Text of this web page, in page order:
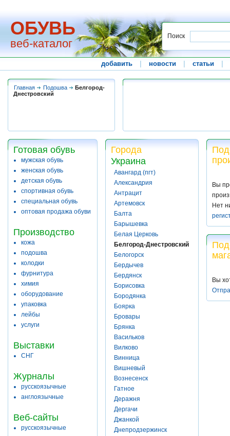
ОБУВЬ
веб-каталог
Поиск
добавить новости статьи
Главная Подошва
Белгород-
Днестровский
Готовая обувь
мужская обувь
женская обувь
детская обувь
спортивная обувь
специальная обувь
оптовая продажа обуви
Производство
кожа
подошва
колодки
фурнитура
химия
оборудование
упаковка
лейбы
услуги
Выставки
СНГ
Журналы
русскоязычные
англоязычные
Веб-сайты
русскоязычные
Города
Украина
Авангард (пгт)
Александрия
Антрацит
Артемовск
Балта
Барышевка
Белая Церковь
Белгород-Днестровский
Белогорск
Бердычев
Бердянск
Борисовка
Бородянка
Боярка
Бровары
Брянка
Васильков
Вилково
Винница
Вишневый
Вознесенск
Гатное
Деражня
Дергачи
Джанкой
Днепродзержинск
Вы
Нет
Вы